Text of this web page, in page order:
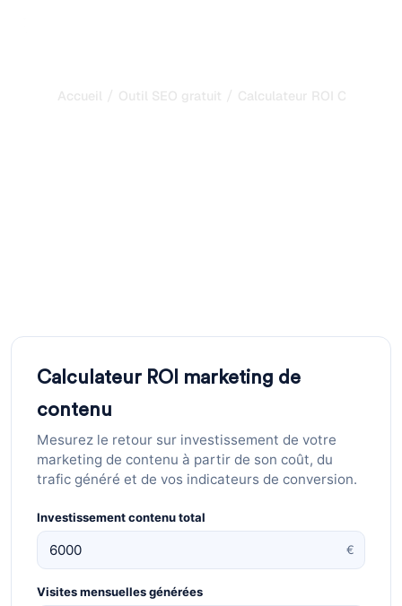
Accueil / Outil SEO gratuit / Calculateur ROI Content
Calculateur ROI marketing de
contenu
Mesurez le retour sur investissement de votre
marketing de contenu à partir de son coût, du
trafic généré et de vos indicateurs de conversion.
Investissement contenu total
€
Visites mensuelles générées